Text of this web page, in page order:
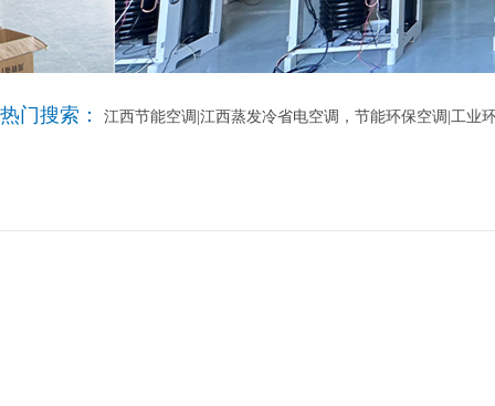
热门搜索： 江西节能空调|江西蒸发冷省电空调，节能环保空调|工业